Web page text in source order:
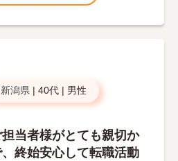
新潟県 | 40代 | 男性
当者様がとても親切か
終始安心して転職活動